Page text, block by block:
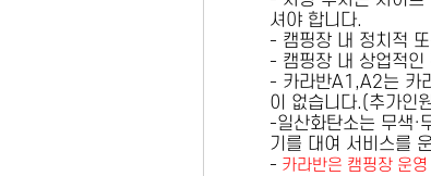
셔야 합니다.
- 캠핑장 내 정치적
- 캠핑장 내 상업적인
- 카라반A1,A2는 카
이 없습니다.(추가인
-일산화탄소는 무색·
기를 대여 서비스를
- 카라반은 캠핑장 운